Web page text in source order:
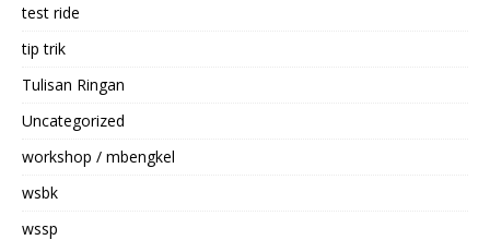
test ride
tip trik
Tulisan Ringan
Uncategorized
workshop / mbengkel
wsbk
wssp